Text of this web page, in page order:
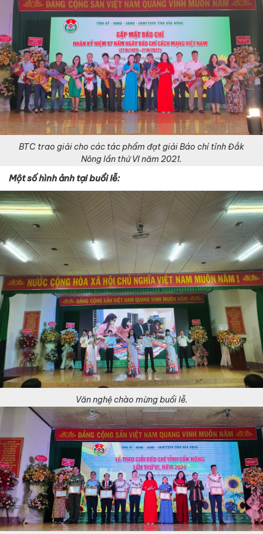
BTC trao giải cho các tác phẩm đạt giải Báo chí tỉnh Đắk
Nông lần thứ VI năm 2021.
Một số hình ảnh tại buổi lễ:
Văn nghệ chào mừng buổi lễ.